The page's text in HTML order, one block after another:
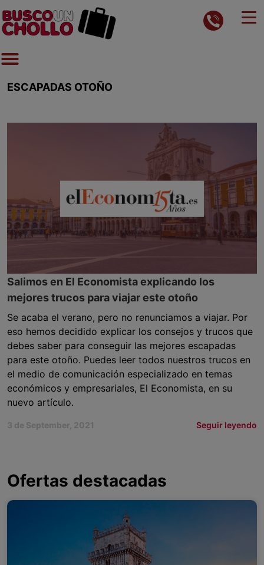
ESCAPADAS OTOÑO
Salimos en El Economista explicando los
mejores trucos para viajar este otoño
Se acaba el verano, pero no renunciamos a viajar. Por
eso hemos decidido explicar los consejos y trucos que
debes saber para conseguir las mejores escapadas
para este otoño. Puedes leer todos nuestros trucos en
el medio de comunicación especializado en temas
económicos y empresariales, El Economista, en su
nuevo artículo.
3 de September, 2021 Seguir leyendo
Ofertas destacadas